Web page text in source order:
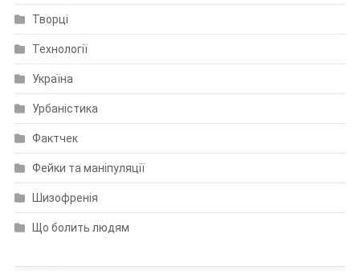
Творці
Технології
Україна
Урбаністика
Фактчек
Фейки та маніпуляції
Шизофренія
Що болить людям